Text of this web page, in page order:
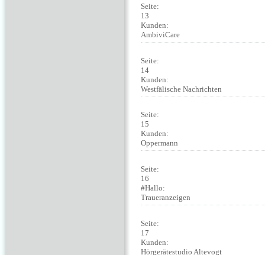
Seite:
13
Kunden:
AmbiviCare
Seite:
14
Kunden:
Westfälische Nachrichten
Seite:
15
Kunden:
Oppermann
Seite:
16
#Hallo:
Traueranzeigen
Seite:
17
Kunden:
Hörgerätestudio Altevogt